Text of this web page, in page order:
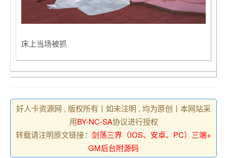
床上当场被抓
好人卡资源网 , 版权所有丨如未注明 , 均为原创丨本网站采
用BY-NC-SA协议进行授权
转载请注明原文链接： 剑荡三界（IOS、安卓、PC）三端+
GM后台附源码